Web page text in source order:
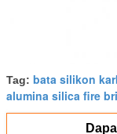
Tag: bata silikon
alumina silica fire